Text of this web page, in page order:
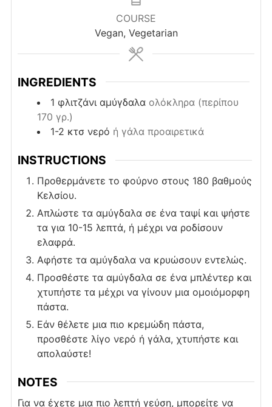
COURSE
Vegan, Vegetarian
INGREDIENTS
1 φλιτζάνι αμύγδαλα ολόκληρα (περίπου
170 γρ.)
1-2 κτσ νερό ή γάλα προαιρετικά
INSTRUCTIONS
Προθερμάνετε το φούρνο στους 180 βαθμούς
Κελσίου.
Απλώστε τα αμύγδαλα σε ένα ταψί και ψήστε
τα για 10-15 λεπτά, ή μέχρι να ροδίσουν
ελαφρά.
Αφήστε τα αμύγδαλα να κρυώσουν εντελώς.
Προσθέστε τα αμύγδαλα σε ένα μπλέντερ και
χτυπήστε τα μέχρι να γίνουν μια ομοιόμορφη
πάστα.
Εάν θέλετε μια πιο κρεμώδη πάστα,
προσθέστε λίγο νερό ή γάλα, χτυπήστε και
απολαύστε!
NOTES
Για να έχετε μια πιο λεπτή γεύση, μπορείτε να